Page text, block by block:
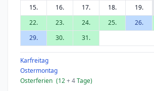
15.
16. 17. 18. 19.
22.
23. 24. 25. 26.
29.
30. 31.
Karfreitag
Ostermontag
Osterferien (12+ 4Tage)